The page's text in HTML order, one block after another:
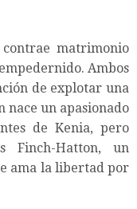
matrimonio
Ambos
de explotar una
nace un apasionado
de Kenia, pero
Finch-Hatton, un
ama la libertad por